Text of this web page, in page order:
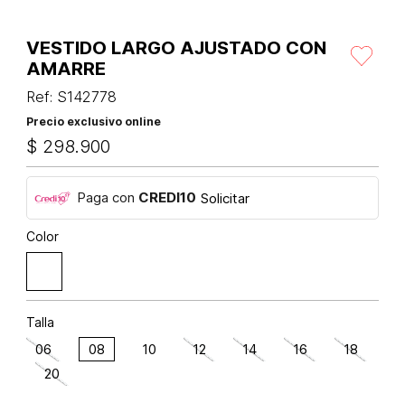
VESTIDO LARGO AJUSTADO CON
AMARRE
Ref: S142778
Precio exclusivo online
$ 298.900
Paga con CREDI10 Solicitar
Color
Talla
06 08 10 12 14 16
18
20